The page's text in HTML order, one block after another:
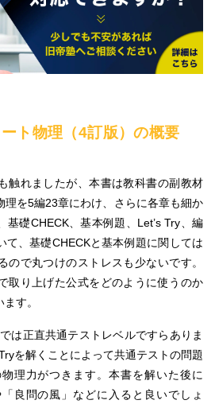
ト物理（4訂版）の概要
触れましたが、本書は教科書の副教材
理を5編23章にわけ、さらに各章も細か
基礎CHECK、基本例題、Let’s Try、編
て、基礎CHECKと基本例題に関しては
ので丸つけのストレスも少ないです。
取り上げた公式をどのように使うのか
す。
は正直共通テストレベルですらありま
を解くことによって共通テストの問題
理力がつきます。本書を解いた後に
「良問の風」などに入ると良いでしょ